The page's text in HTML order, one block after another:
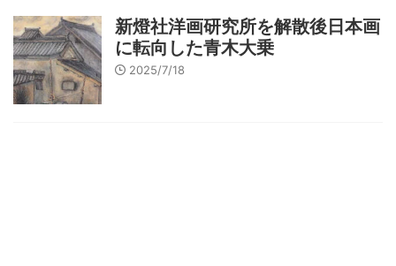
新燈社洋画研究所を解散後日本画
に転向した青木大乗
2025/7/18